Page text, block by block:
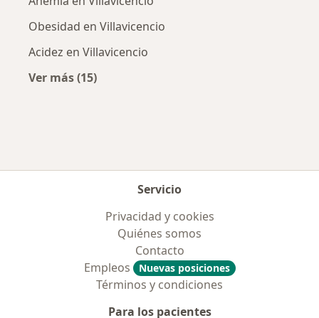
Obesidad en Villavicencio
Acidez en Villavicencio
Ver más (15)
Servicio
Privacidad y cookies
Quiénes somos
Contacto
Empleos
Nuevas posiciones
Términos y condiciones
Para los pacientes